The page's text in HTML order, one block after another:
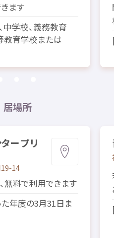
ます
、 中学校、 義務教育
教育学校または
居場所
ー プリ
19-14
無料で利用できます
年度の3月31日 ま